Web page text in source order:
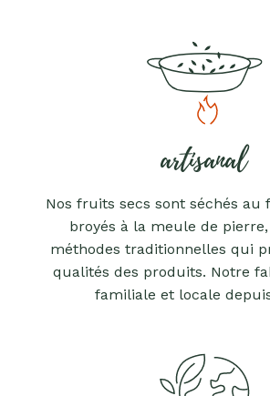
artisanal
Nos fruits secs sont séchés au
broyés à la meule de
méthodes traditionnelles qui
qualités des produits. Notre
familiale et locale